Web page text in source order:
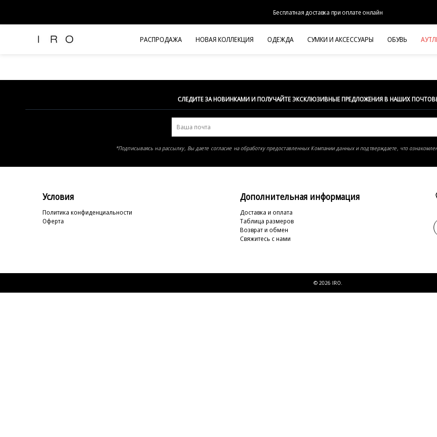
Бесплатная доставка при оплате онлайн
РАСПРОДАЖА НОВАЯ КОЛЛЕКЦИЯ ОДЕЖДА
Юбки и шорты
Футболки
Верхняя одежда
Трикотаж
Вся одежда
КОЖА
ДЕНИМ
ДЛЯ НЕГО
HALINE
СУМКИ И АКСЕССУАРЫ ОБУВЬ
Элемент не найден
СЛЕДИТЕ ЗА НОВИНКАМИ И ПОЛУЧАЙТЕ ЭКСКЛЮЗИВНЫЕ ПРЕДЛОЖЕНИЯ В НАШИХ
*Подписываясь на рассылку, Вы даете согласие на обработку предоставленных Компании данных и подтверждаете, что
Условия
Политика конфиденциальности
Оферта
Дополнительная информация
Доставка и оплата
Таблица размеров
Возврат и обмен
Свяжитесь с нами
© 2026 IRO.